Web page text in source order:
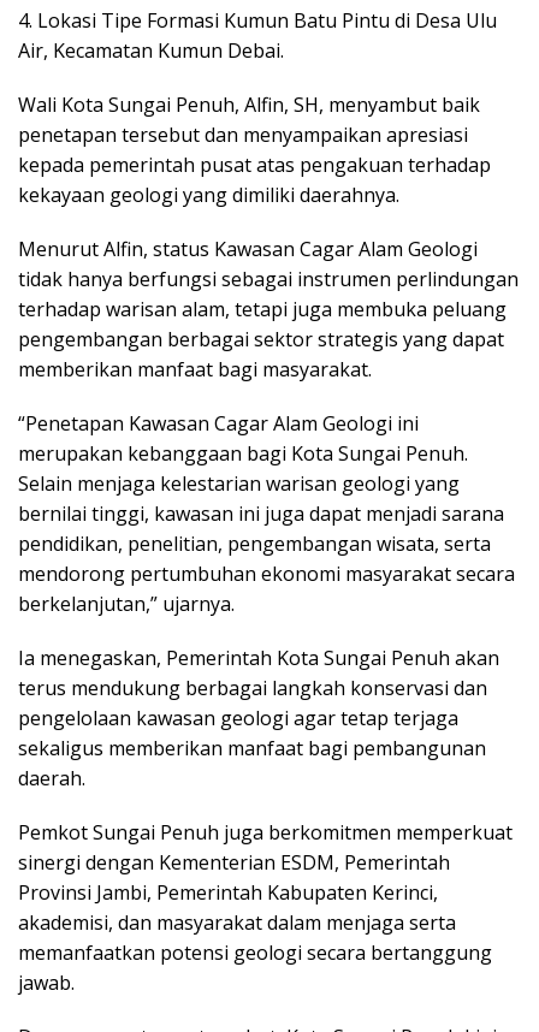
4. Lokasi Tipe Formasi Kumun Batu Pintu di Desa Ulu
Air, Kecamatan Kumun Debai.
Wali Kota Sungai Penuh, Alfin, SH, menyambut baik
penetapan tersebut dan menyampaikan apresiasi
kepada pemerintah pusat atas pengakuan terhadap
kekayaan geologi yang dimiliki daerahnya.
Menurut Alfin, status Kawasan Cagar Alam Geologi
tidak hanya berfungsi sebagai instrumen perlindungan
terhadap warisan alam, tetapi juga membuka peluang
pengembangan berbagai sektor strategis yang dapat
memberikan manfaat bagi masyarakat.
“Penetapan Kawasan Cagar Alam Geologi ini
merupakan kebanggaan bagi Kota Sungai Penuh.
Selain menjaga kelestarian warisan geologi yang
bernilai tinggi, kawasan ini juga dapat menjadi sarana
pendidikan, penelitian, pengembangan wisata, serta
mendorong pertumbuhan ekonomi masyarakat secara
berkelanjutan,” ujarnya.
Ia menegaskan, Pemerintah Kota Sungai Penuh akan
terus mendukung berbagai langkah konservasi dan
pengelolaan kawasan geologi agar tetap terjaga
sekaligus memberikan manfaat bagi pembangunan
daerah.
Pemkot Sungai Penuh juga berkomitmen memperkuat
sinergi dengan Kementerian ESDM, Pemerintah
Provinsi Jambi, Pemerintah Kabupaten Kerinci,
akademisi, dan masyarakat dalam menjaga serta
memanfaatkan potensi geologi secara bertanggung
jawab.